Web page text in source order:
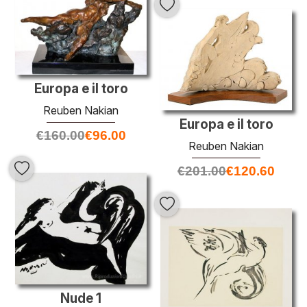
Europa e il toro
Reuben Nakian
€160.00€96.00
Europa e il toro
Reuben Nakian
€201.00€120.60
Nude 1